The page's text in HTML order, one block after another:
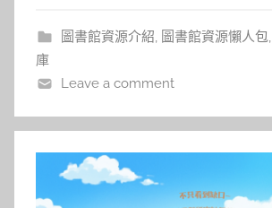
圖書館資源介紹, 圖書館資源懶人包,
庫
Leave a comment